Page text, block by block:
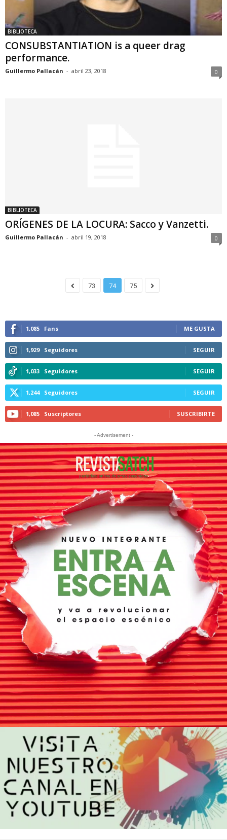
BIBLIOTECA
CONSUBSTANTIATION is a queer drag
performance.
Guillermo Pallacán - abril 23, 2018 0
BIBLIOTECA
ORÍGENES DE LA LOCURA: Sacco y Vanzetti.
Guillermo Pallacán - abril 19, 2018 0
73 74 75
1,085 Fans ME GUSTA
1,929 Seguidores SEGUIR
1,033 Seguidores SEGUIR
1,244 Seguidores SEGUIR
1,085 Suscriptores SUSCRIBIRTE
- Advertisement -